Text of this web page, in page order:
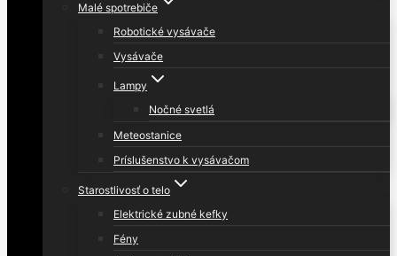
Malé spotrebiče
Robotické vysávače
Vysávače
Lampy
Nočné svetlá
Meteostanice
Príslušenstvo k vysávačom
Starostlivosť o telo
Elektrické zubné kefky
Fény